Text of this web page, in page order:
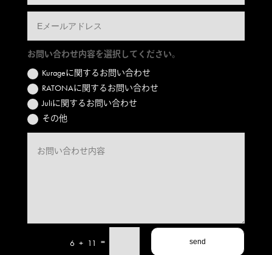
お問い合わせ内容を選択してください。
Kurageに関するお問い合わせ
RATONAに関するお問い合わせ
Juliに関するお問い合わせ
その他
6 + 11 = send